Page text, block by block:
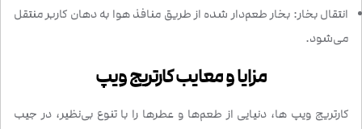
انتقال بخار: بخار طعم‌دار شده از طریق منافذ هوا به دهان کاربر منتقل
می‌شود.
مزایا و معایب کارتریج ویپ
کارتریج‌ ویپ ها، دنیایی از طعم‌ها و عطرها را با تنوع بی‌نظیر، در جیب